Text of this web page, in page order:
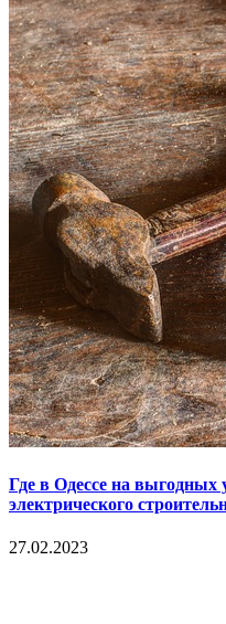
Где в Одессе на выгодных
электрического
27.02.2023